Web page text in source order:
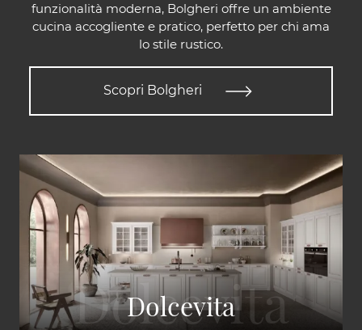
funzionalità moderna, Bolgheri offre un ambiente
cucina accogliente e pratico, perfetto per chi ama
lo stile rustico.
Scopri Bolgheri
Dolcevita